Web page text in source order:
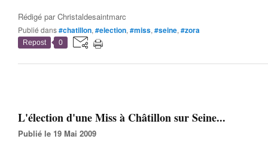
Rédigé parChristaldesaintmarc
Publié dans#chatillon, #election, #miss, #seine, #zora
Repost 0
L'élection d'une Miss à Châtillon sur Seine...
Publié le 19 Mai 2009